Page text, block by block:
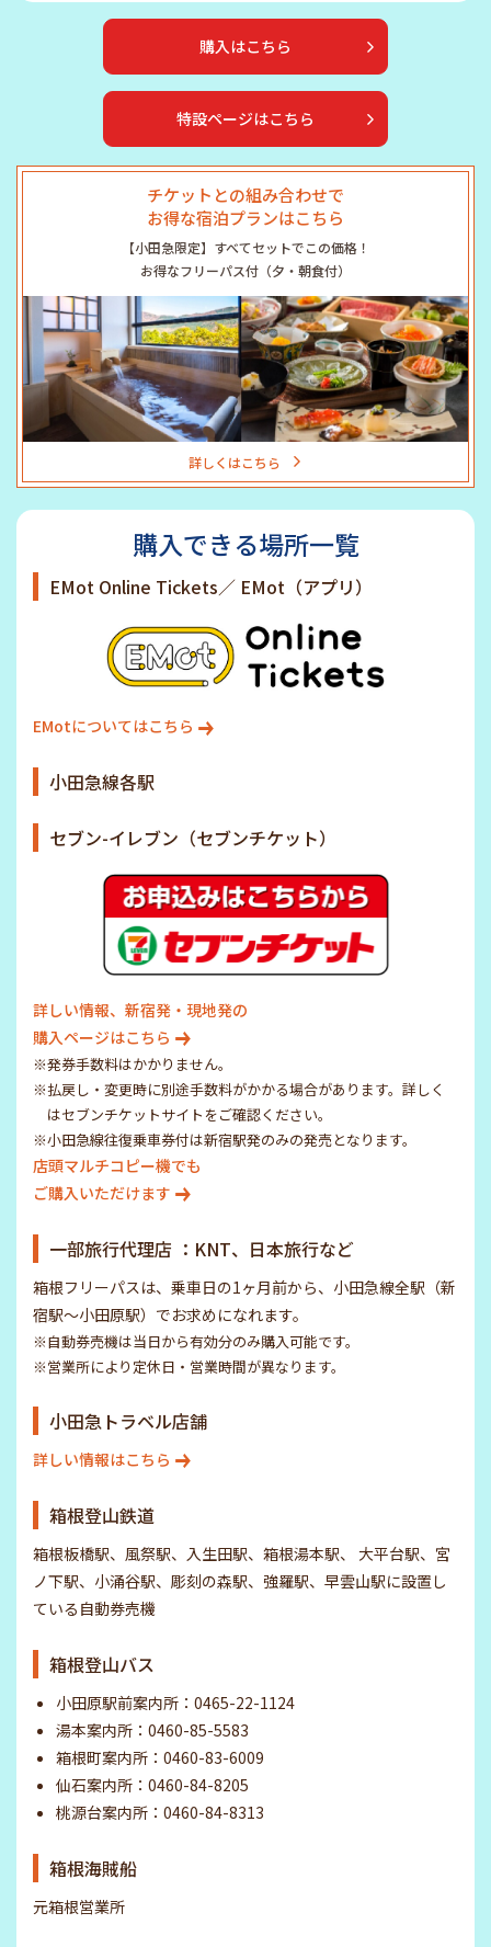
購入はこちら
特設ページはこちら
チケットとの組み合わせで
お得な宿泊プランはこちら
【小田急限定】すべてセットでこの価格！
お得なフリーパス付（夕・朝食付）
詳しくはこちら
購入できる場所一覧
EMot Online Tickets／ EMot（アプリ）
EMotについてはこちら
小田急線各駅
セブン-イレブン（セブンチケット）
詳しい情報、新宿発・現地発の
購入ページはこちら
※発券手数料はかかりません。
※払戻し・変更時に別途手数料がかかる場合があります。詳しく
はセブンチケットサイトをご確認ください。
※小田急線往復乗車券付は新宿駅発のみの発売となります。
店頭マルチコピー機でも
ご購入いただけます
一部旅行代理店 ：KNT、日本旅行など
箱根フリーパスは、乗車日の1ヶ月前から、小田急線全駅（新
宿駅～小田原駅）でお求めになれます。
※自動券売機は当日から有効分のみ購入可能です。
※営業所により定休日・営業時間が異なります。
小田急トラベル店舗
詳しい情報はこちら
箱根登山鉄道
箱根板橋駅、風祭駅、入生田駅、箱根湯本駅、 大平台駅、宮
ノ下駅、小涌谷駅、彫刻の森駅、強羅駅、早雲山駅に設置し
ている自動券売機
箱根登山バス
小田原駅前案内所： 0465-22-1124
湯本案内所： 0460-85-5583
箱根町案内所： 0460-83-6009
仙石案内所： 0460-84-8205
桃源台案内所： 0460-84-8313
箱根海賊船
元箱根営業所